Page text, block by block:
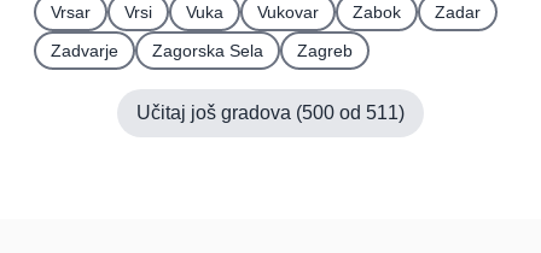
Vrsar
Vrsi Vuka Vukovar Zabok
Zadar
Zadvarje
Zagorska Sela Zagreb
Učitaj još gradova (500 od 511)